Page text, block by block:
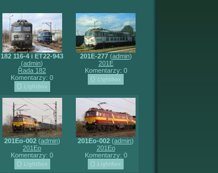
182 116-4 i ET22-943
(admin)
Řada 182
Komentarzy: 0
201E-277(admin)
201E
Komentarzy: 0
201Eo-002(admin)
201Eo
Komentarzy: 0
201Eo-002 (admin)
201Eo
Komentarzy: 0